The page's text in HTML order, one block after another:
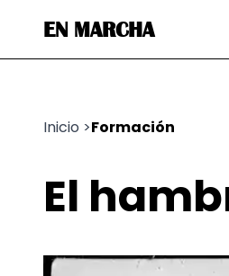
EN MARCHA
Inicio >Formación
El